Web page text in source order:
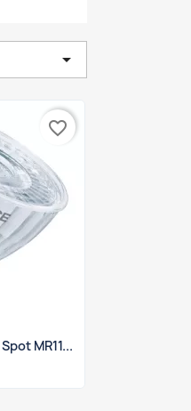

MR11...
favorite_border